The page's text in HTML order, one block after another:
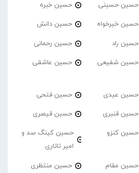
حسین حسینی حسین خبره
حسین خیرخواه حسین دانش
حسین راد حسین رحمانی
حسین شفیعی حسین عاشقی
حسین عیدی حسین فتحی
حسین قنبری حسین قیصری
حسین کنزو
حسین کینگ سد و
امیر تاتاری
حسین مقام حسین منتظری